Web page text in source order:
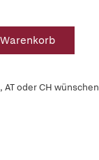
AT oder CH